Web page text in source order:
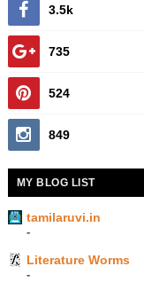
3.5k
735
524
849
MY BLOG LIST
tamilaruvi.in
-
Literature Worms
-